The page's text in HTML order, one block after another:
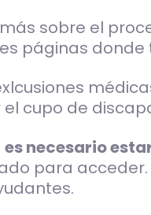
sobre el
páginas
el cupo de
es necesario
para